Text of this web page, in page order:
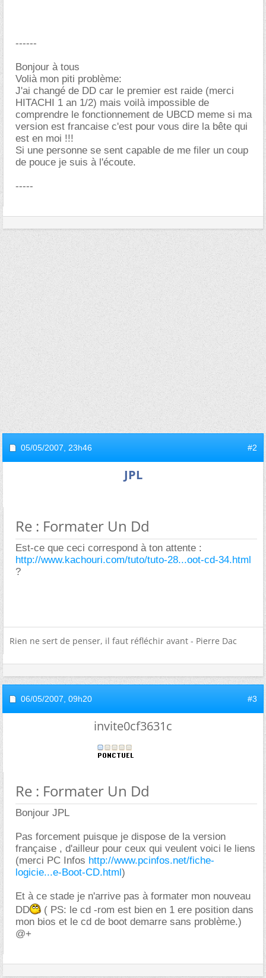
------
Bonjour à tous
Volià mon piti problème:
J'ai changé de DD car le premier est raide (merci
HITACHI 1 an 1/2) mais voilà impossible de
comprendre le fonctionnement de UBCD meme si ma
version est francaise c'est pour vous dire la bête qui
est en moi !!!
Si une personne se sent capable de me filer un coup
de pouce je suis à l'écoute.
-----
05/05/2007, 23h46 #2
JPL
Re : Formater Un Dd
Est-ce que ceci correspond à ton attente :
http://www.kachouri.com/tuto/tuto-28...oot-cd-34.html
?
Rien ne sert de penser, il faut réfléchir avant - Pierre Dac
06/05/2007, 09h20 #3
invite0cf3631c
Re : Formater Un Dd
Bonjour JPL
Pas forcement puisque je dispose de la version
française , d'ailleur pour ceux qui veulent voici le liens
(merci PC Infos http://www.pcinfos.net/fiche-
logicie...e-Boot-CD.html)
Et à ce stade je n'arrive pas à formater mon nouveau
DD
( PS: le cd -rom est bien en 1 ere position dans
mon bios et le cd de boot demarre sans problème.)
@+